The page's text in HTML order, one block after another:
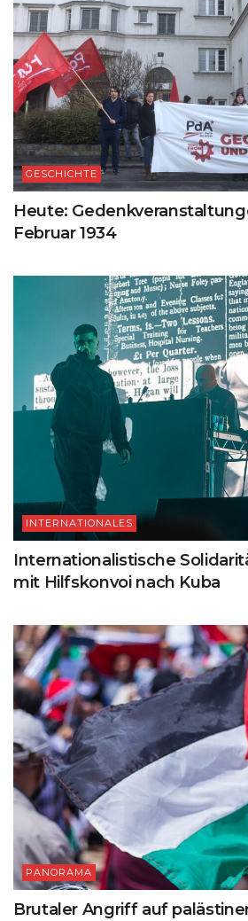
GESCHICHTE
Heute:
Februar 1934
INTERNATIONALES
Internationalistische
mit Hilfskonvoi nach Kuba
PANORAMA
Brutaler Angriff auf